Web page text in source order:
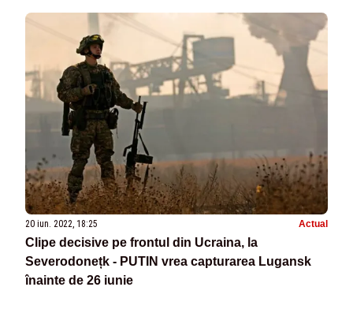
20 iun. 2022, 18:25 Actual
Clipe decisive pe frontul din Ucraina, la
Severodonețk - PUTIN vrea capturarea Lugansk
înainte de 26 iunie